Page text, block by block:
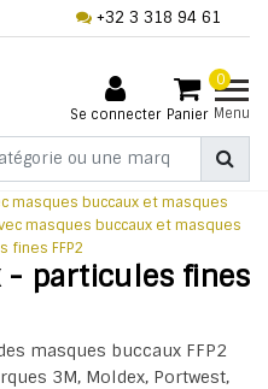
Se connecter
0
Panier Menu
masques buccaux et masques
masques buccaux et masques
fines FFP2
- particules fines
masques buccaux FFP2
3M, Moldex, Portwest,